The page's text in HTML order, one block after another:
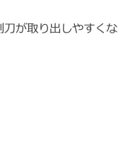
が取り出しやすくな